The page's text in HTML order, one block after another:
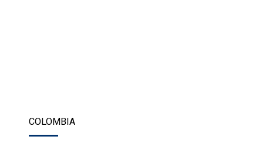
COLOMBIA